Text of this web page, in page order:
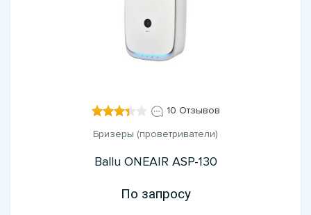
10 Отзывов
Бризеры (проветриватели)
Ballu ONEAIR ASP-130
По запросу